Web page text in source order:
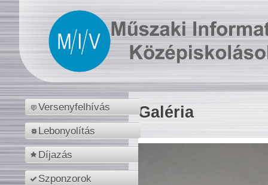
Versenyfelhívás
Lebonyolítás
Díjazás
Szponzorok
Galéria